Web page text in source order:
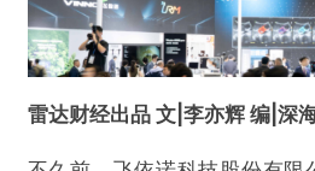
雷达财经出品 文|李亦辉 编|深